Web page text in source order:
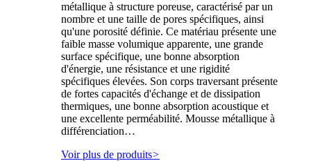
métallique à structure poreuse, caractérisé par un
nombre et une taille de pores spécifiques, ainsi
qu'une porosité définie. Ce matériau présente une
faible masse volumique apparente, une grande
surface spécifique, une bonne absorption
d'énergie, une résistance et une rigidité
spécifiques élevées. Son corps traversant présente
de fortes capacités d'échange et de dissipation
thermiques, une bonne absorption acoustique et
une excellente perméabilité. Mousse métallique à
différenciation…
Voir plus de produits>